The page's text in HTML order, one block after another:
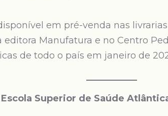
em pré-venda nas
Manufatura e no Centro
de todo o país em janeiro de
Escola Superior de Saúde